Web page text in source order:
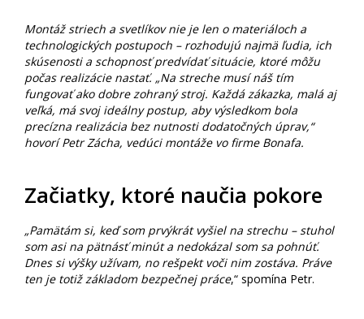
Montáž striech a svetlíkov nie je len o materiáloch a
technologických postupoch – rozhodujú najmä ľudia, ich
skúsenosti a schopnosť predvídať situácie, ktoré môžu
počas realizácie nastať. „Na streche musí náš tím
fungovať ako dobre zohraný stroj. Každá zákazka, malá aj
veľká, má svoj ideálny postup, aby výsledkom bola
precízna realizácia bez nutnosti dodatočných úprav,“
hovorí Petr Zácha, vedúci montáže vo firme Bonafa.
Začiatky, ktoré naučia pokore
„Pamätám si, keď som prvýkrát vyšiel na strechu – stuhol
som asi na pätnásť minút a nedokázal som sa pohnúť.
Dnes si výšky užívam, no rešpekt voči nim zostáva. Práve
ten je totiž základom bezpečnej práce,“ spomína Petr.